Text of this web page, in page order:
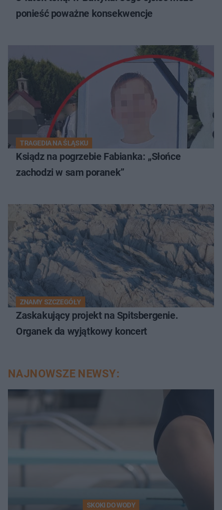
ponieść poważne konsekwencje
TRAGEDIA NA ŚLĄSKU
Ksiądz na pogrzebie Fabianka: „Słońce
zachodzi w sam poranek”
ZNAMY SZCZEGÓŁY
Zaskakujący projekt na Spitsbergenie.
Organek da wyjątkowy koncert
NAJNOWSZE NEWSY:
SKOKI DO WODY